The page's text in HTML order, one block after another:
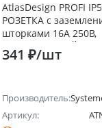
Electric)
AtlasDesign PROFI
РОЗЕТКА с
шторками 16А 250В,
ТЕРРАКОТОВЫЙ
Electric (Schneider
341 ₽/шт
Производитель:
Артикул: